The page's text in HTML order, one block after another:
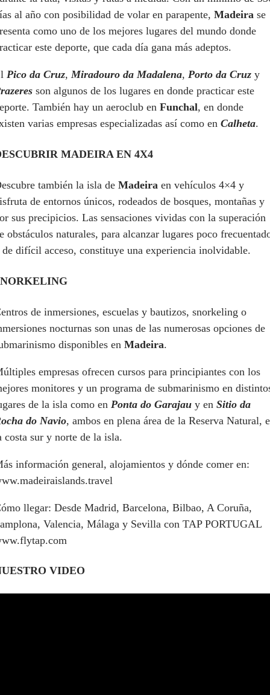
al año con posibilidad de volar en parapente, Madeira se
como uno de los mejores lugares del mundo donde
este deporte, que cada día gana más adeptos.
Pico da Cruz, Miradouro da Madalena, Porto da Cruz y
son algunos de los lugares en donde practicar este
También hay un aeroclub en Funchal, en donde
varias empresas especializadas así como en Calheta.
MADEIRA EN 4X4
también la isla de Madeira en vehículos 4×4 y
de entornos únicos, rodeados de bosques, montañas y
sus precipicios. Las sensaciones vividas con la superación
obstáculos naturales, para alcanzar lugares poco
difícil acceso, constituye una experiencia inolvidable.
de inmersiones, escuelas y bautizos, snorkeling o
nocturnas son unas de las numerosas opciones de
disponibles en Madeira.
empresas ofrecen cursos para principiantes con los
monitores y un programa de submarinismo en
de la isla como en Ponta do Garajau y en Sitio da
do Navio, ambos en plena área de la Reserva Natural,
costa sur y norte de la isla.
información general, alojamientos y dónde comer en:
llegar: Desde Madrid, Barcelona, Bilbao, A Coruña,
Valencia, Málaga y Sevilla con TAP PORTUGAL
VIDEO